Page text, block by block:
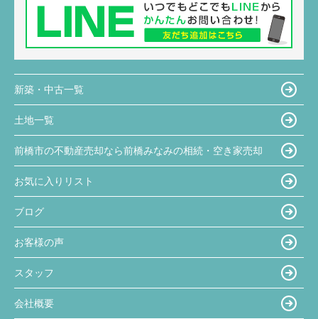
新築・中古一覧
土地一覧
前橋市の不動産売却なら前橋みなみの相続・空き家売却
お気に入りリスト
ブログ
お客様の声
スタッフ
会社概要